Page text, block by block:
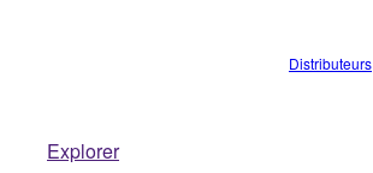
Explorer
Distributeurs